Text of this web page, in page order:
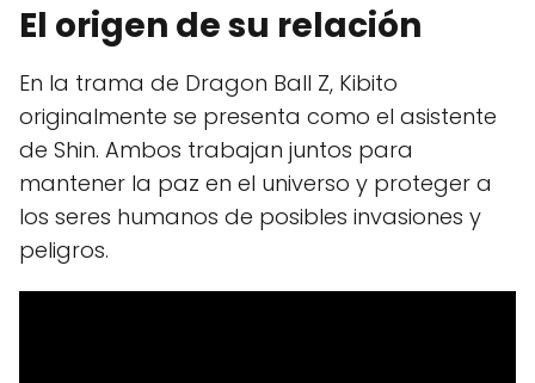
El origen de su relación
En la trama de Dragon Ball Z, Kibito
originalmente se presenta como el asistente
de Shin. Ambos trabajan juntos para
mantener la paz en el universo y proteger a
los seres humanos de posibles invasiones y
peligros.